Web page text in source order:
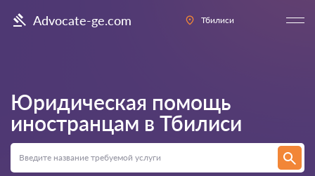
Advocate-ge.com Тбилиси
Юридическая помощь
иностранцам в Тбилиси